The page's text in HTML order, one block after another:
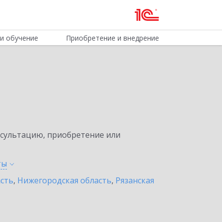
обучение Приобретение и внедрение
приобретение или
, Нижегородская область, Рязанская